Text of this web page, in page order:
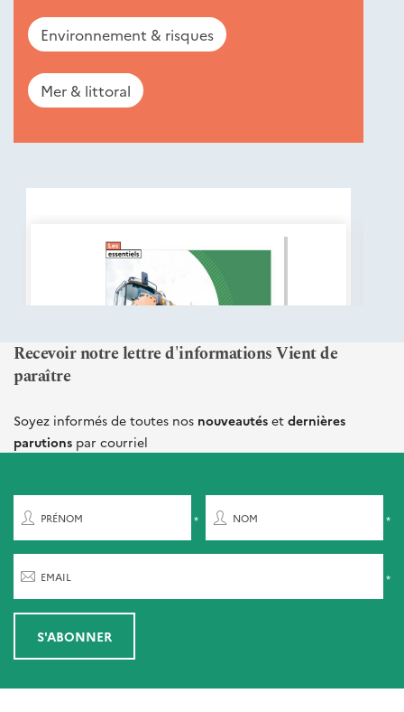
Environnement & risques
Mer & littoral
Nouveautés
Recevoir notre lettre d'informations Vient de
paraître
Soyez informés de toutes nos nouveautés et dernières
parutions par courriel
PRÉNOM NOM
EMAIL
S'ABONNER